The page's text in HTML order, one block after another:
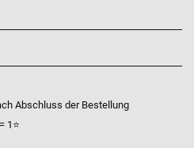
Abschluss der Bestellung
1⭐